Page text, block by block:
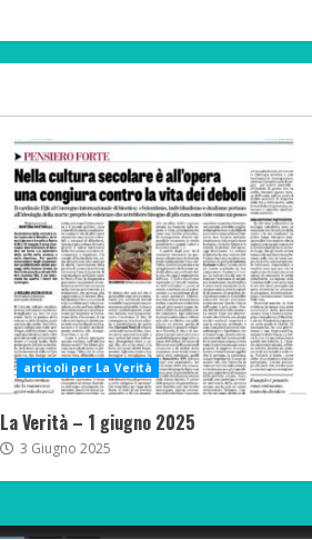
articoli per La Verità
La Verità – 1 giugno 2025
3 Giugno 2025